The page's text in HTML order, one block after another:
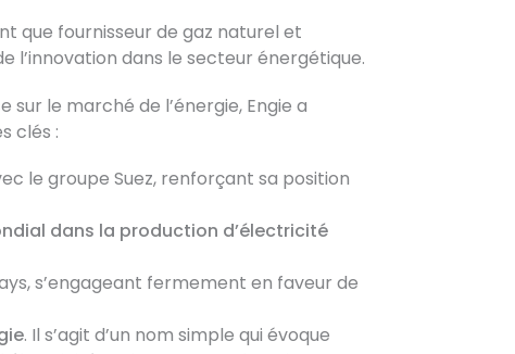
que fournisseur de gaz naturel et
l’innovation dans le secteur énergétique.
le marché de l’énergie, Engie a
clés :
le groupe Suez, renforçant sa position
dans la production d’électricité
s’engageant fermement en faveur de
. Il s’agit d’un nom simple qui évoque